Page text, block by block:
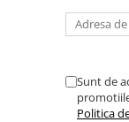
Sunt de
Politica